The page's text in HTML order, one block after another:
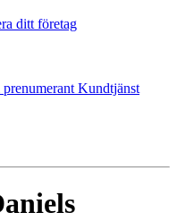
ditt företag
Kundtjänst